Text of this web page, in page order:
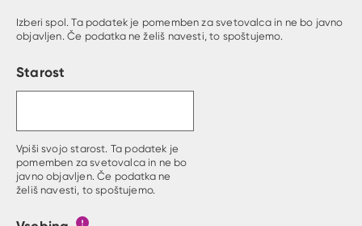
Izberi spol. Ta podatek je pomemben za svetovalca in ne bo javno
objavljen. Če podatka ne želiš navesti, to spoštujemo.
Starost
Vpiši svojo starost. Ta podatek je
pomemben za svetovalca in ne bo
javno objavljen. Če podatka ne
želiš navesti, to spoštujemo.